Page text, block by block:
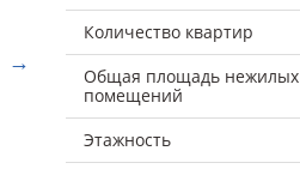
Количество квартир
Общая площадь нежилых
помещений
Этажность